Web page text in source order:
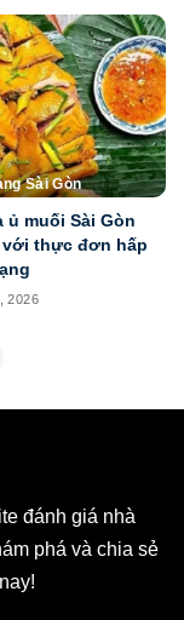
Sài Gòn
ủ muối Sài Gòn
thực đơn hấp
2026
đánh giá nhà
phá và chia sẻ